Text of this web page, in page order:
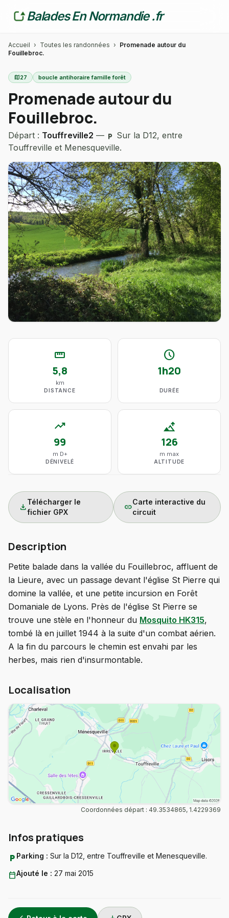
Balades En Normandie .fr
Accueil › Toutes les randonnées › Promenade autour du
Fouillebroc.
map27 boucle antihoraire famille forêt
Promenade autour du
Fouillebroc.
Départ : Touffreville2 — local_parking
Sur la D12, entre
Touffreville et Menesqueville.
straighten
5,8
km
DISTANCE
schedule
1h20
DURÉE
trending_up
99
m D+
DÉNIVELÉ
altitude
126
m max
ALTITUDE
download
Télécharger le
fichier GPX
link
Carte interactive du
circuit
Description
Petite balade dans la vallée du Fouillebroc, affluent de
la Lieure, avec un passage devant l'église St Pierre qui
domine la vallée, et une petite incursion en Forêt
Domaniale de Lyons. Près de l'église St Pierre se
trouve une stèle en l'honneur du Mosquito HK315,
tombé là en juillet 1944 à la suite d'un combat aérien.
A la fin du parcours le chemin est envahi par les
herbes, mais rien d'insurmontable.
Localisation
Coordonnées départ : 49.3534865, 1.4229369
Infos pratiques
local_parking Parking : Sur la D12, entre Touffreville et Menesqueville.
calendar_todayAjouté le : 27 mai 2015